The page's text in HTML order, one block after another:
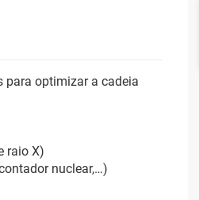
para optimizar a cadeia
raio X)
nuclear,…)